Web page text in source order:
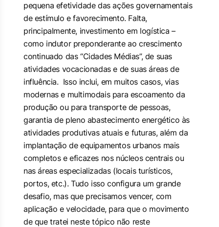
pequena efetividade das ações governamentais
de estímulo e favorecimento. Falta,
principalmente, investimento em logística –
como indutor preponderante ao crescimento
continuado das “Cidades Médias”, de suas
atividades vocacionadas e de suas áreas de
influência. Isso inclui, em muitos casos, vias
modernas e multimodais para escoamento da
produção ou para transporte de pessoas,
garantia de pleno abastecimento energético às
atividades produtivas atuais e futuras, além da
implantação de equipamentos urbanos mais
completos e eficazes nos núcleos centrais ou
nas áreas especializadas (locais turísticos,
portos, etc.). Tudo isso configura um grande
desafio, mas que precisamos vencer, com
aplicação e velocidade, para que o movimento
de que tratei neste tópico não reste